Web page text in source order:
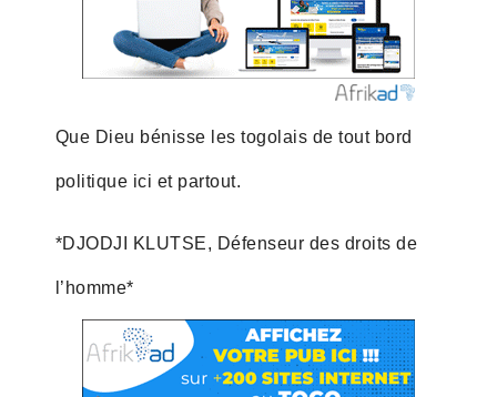
Que Dieu bénisse les togolais de tout bord
politique ici et partout.
*DJODJI KLUTSE, Défenseur des droits de
l’homme*